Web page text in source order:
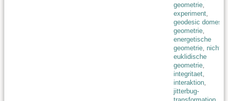
geometrie,
experiment,
geodesic domes
geometrie,
energetische
geometrie, nicht-
euklidische
geometrie,
integritaet,
interaktion,
jitterbug-